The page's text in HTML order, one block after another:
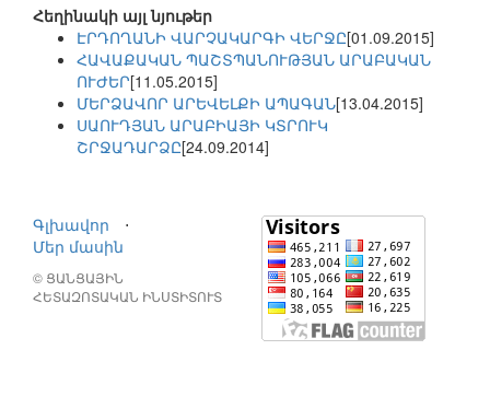
Հեղինակի այլ նյութեր
ԷՐԴՈՂԱՆԻ ՎԱՐՉԱԿԱՐԳԻ ՎԵՐՋԸ[01.09.2015]
ՀԱՎԱՔԱԿԱՆ ՊԱՇՏՊԱՆՈՒԹՅԱՆ ԱՐԱԲԱԿԱՆ
ՈՒԺԵՐ[11.05.2015]
ՄԵՐՁԱՎՈՐ ԱՐԵՎԵԼՔԻ ԱՊԱԳԱՆ[13.04.2015]
ՍԱՈՒԴՅԱՆ ԱՐԱԲԻԱՅԻ ԿՏՐՈՒԿ
ՇՐՋԱԴԱՐՁԸ[24.09.2014]
Գլխավոր
⋅
Մեր մասին
© ՑԱՆՑԱՅԻՆ
ՀԵՏԱԶՈՏԱԿԱՆ ԻՆՍՏԻՏՈՒՏ